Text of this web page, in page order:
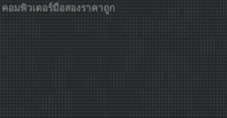
คอมพิวเตอร์มือสองราคาถูก